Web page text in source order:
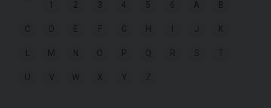
1 2 3 4 5 6 A B
C D E F G H J K
M N O P Q R S T
V W X Y Z